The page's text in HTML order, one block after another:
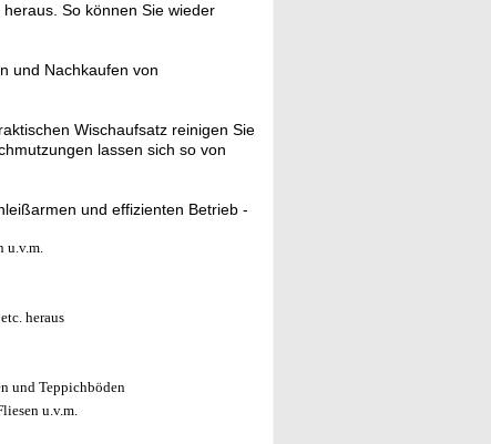
So können Sie wieder
und Nachkaufen von
Wischaufsatz reinigen Sie
lassen sich so von
und effizienten Betrieb -
u.v.m.
heraus
und Teppichböden
u.v.m.